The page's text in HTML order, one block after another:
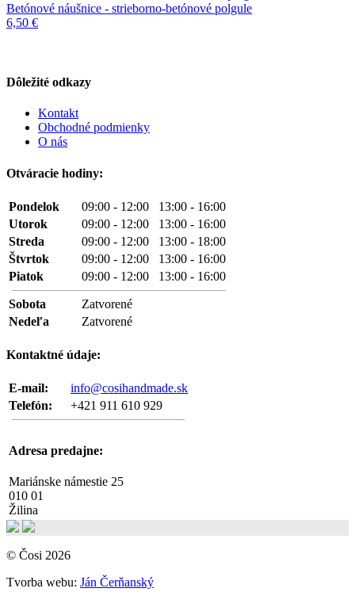
Betónové náušnice - strieborno-betónové polgule
6,50 €
Dôležité odkazy
Kontakt
Obchodné podmienky
O nás
Otváracie hodiny:
Pondelok
09:00 - 12:00 13:00 - 16:00
Utorok
09:00 - 12:00 13:00 - 16:00
Streda
09:00 - 12:00 13:00 - 18:00
Štvrtok
09:00 - 12:00 13:00 - 16:00
Piatok
09:00 - 12:00 13:00 - 16:00
Sobota
Zatvorené
Nedeľa
Zatvorené
Kontaktné údaje:
E-mail:
info@cosihandmade.sk
Telefón:
+421 911 610 929
Adresa predajne:
Mariánske námestie 25
010 01
Žilina
© Čosi 2026
Tvorba webu: Ján Čerňanský